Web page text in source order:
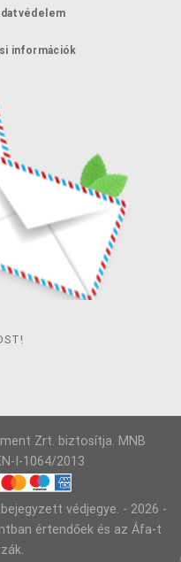
információk
Zrt. biztosítja. MNB
I-1064/2013
védjegye. - 2026 -
értendőek és az Áfa-t